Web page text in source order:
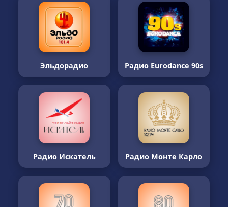
Эльдорадио Радио Eurodance 90s
Радио Искатель Радио Монте Карло